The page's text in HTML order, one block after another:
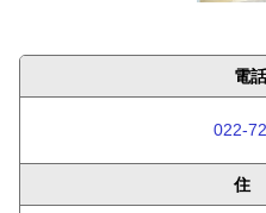
電
022-